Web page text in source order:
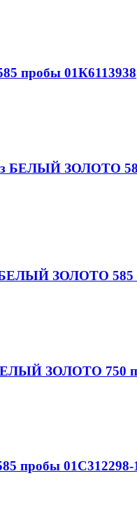
пробы 01К6113938
БЕЛЫЙ ЗОЛОТО
БЕЛЫЙ ЗОЛОТО 585
ЗОЛОТО 750
пробы 01С312298-